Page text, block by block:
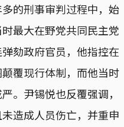
的刑事审判过程中，始
最大在野党共同民主党
劾政府官员，他指控在
覆现行体制，而他当时
。尹锡悦也反覆强调，
造成人员伤亡，并重申